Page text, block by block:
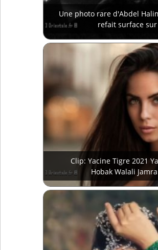
Une photo rare d'Abdel
refait surface sur
Clip: Yacine Tigre 2021
Hobak Walali